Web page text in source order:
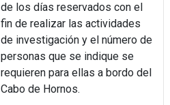
de los días reservados con el
fin de realizar las actividades
de investigación y el número de
personas que se indique se
requieren para ellas a bordo del
Cabo de Hornos.